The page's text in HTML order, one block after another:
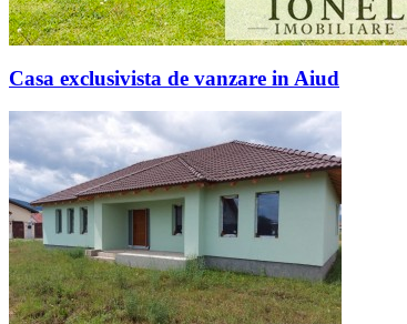
Casa exclusivista de vanzare in Aiud